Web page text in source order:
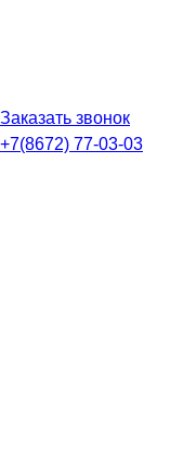
Заказать звонок
+7(8672) 77-03-03